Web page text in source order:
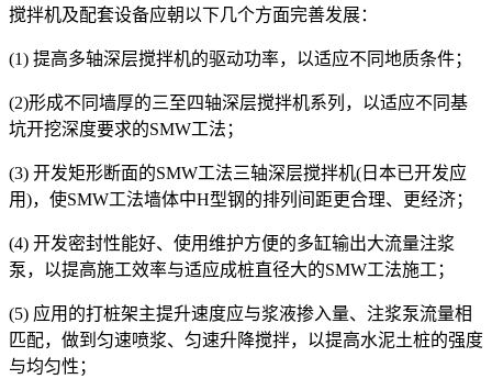
搅拌机及配套设备应朝以下几个方面完善发展：
(1) 提高多轴深层搅拌机的驱动功率，以适应不同地质条件；
(2)形成不同墙厚的三至四轴深层搅拌机系列，以适应不同基
坑开挖深度要求的SMW工法；
(3) 开发矩形断面的SMW工法三轴深层搅拌机(日本已开发应
用)，使SMW工法墙体中H型钢的排列间距更合理、更经济；
(4) 开发密封性能好、使用维护方便的多缸输出大流量注浆
泵，以提高施工效率与适应成桩直径大的SMW工法施工；
(5) 应用的打桩架主提升速度应与浆液掺入量、注浆泵流量相
匹配，做到匀速喷浆、匀速升降搅拌，以提高水泥土桩的强度
与均匀性；